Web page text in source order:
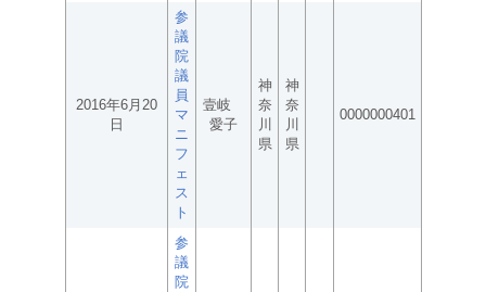
2016年6月20
日
参
議
院
議
員
マ
ニ
フ
ェ
ス
ト
壹岐
愛子
神
奈
川
県
神
奈
川
県
0000000401
参
議
院